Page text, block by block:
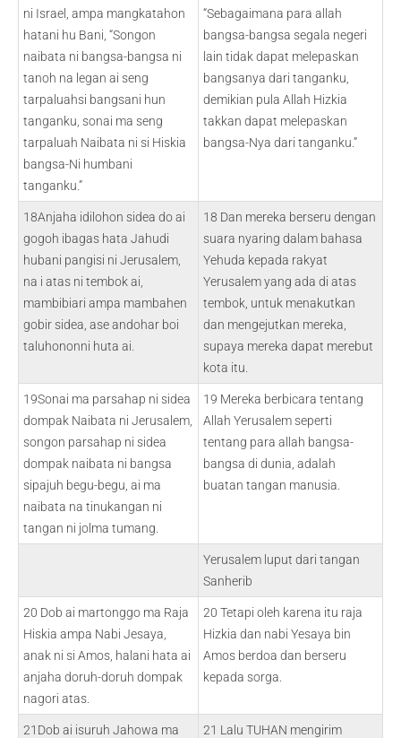
ni Israel, ampa mangkatahon
hatani hu Bani, “Songon
naibata ni bangsa-bangsa ni
tanoh na legan ai seng
tarpaluahsi bangsani hun
tanganku, sonai ma seng
tarpaluah Naibata ni si Hiskia
bangsa-Ni humbani
tanganku.”
“Sebagaimana para allah
bangsa-bangsa segala negeri
lain tidak dapat melepaskan
bangsanya dari tanganku,
demikian pula Allah Hizkia
takkan dapat melepaskan
bangsa-Nya dari tanganku.”
18Anjaha idilohon sidea do ai
gogoh ibagas hata Jahudi
hubani pangisi ni Jerusalem,
na i atas ni tembok ai,
mambibiari ampa mambahen
gobir sidea, ase andohar boi
taluhononni huta ai.
18 Dan mereka berseru dengan
suara nyaring dalam bahasa
Yehuda kepada rakyat
Yerusalem yang ada di atas
tembok, untuk menakutkan
dan mengejutkan mereka,
supaya mereka dapat merebut
kota itu.
19Sonai ma parsahap ni sidea
dompak Naibata ni Jerusalem,
songon parsahap ni sidea
dompak naibata ni bangsa
sipajuh begu-begu, ai ma
naibata na tinukangan ni
tangan ni jolma tumang.
19 Mereka berbicara tentang
Allah Yerusalem seperti
tentang para allah bangsa-
bangsa di dunia, adalah
buatan tangan manusia.
Yerusalem luput dari tangan
Sanherib
20 Dob ai martonggo ma Raja
Hiskia ampa Nabi Jesaya,
anak ni si Amos, halani hata ai
anjaha doruh-doruh dompak
nagori atas.
20 Tetapi oleh karena itu raja
Hizkia dan nabi Yesaya bin
Amos berdoa dan berseru
kepada sorga.
21Dob ai isuruh Jahowa ma
21 Lalu TUHAN mengirim